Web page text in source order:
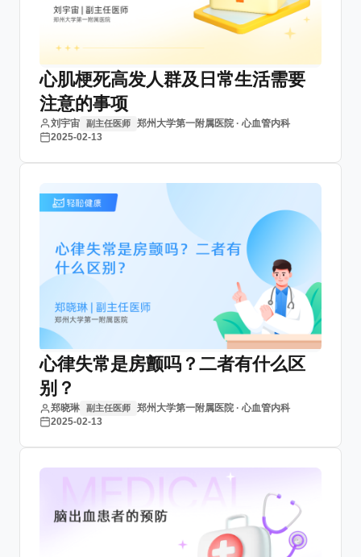
心肌梗死高发人群及日常生活需要
注意的事项
刘宇宙 副主任医师
郑州大学第一附属医院 · 心血管内科
2025-02-13
心律失常是房颤吗？二者有什么区
别？
郑晓琳 副主任医师
郑州大学第一附属医院 · 心血管内科
2025-02-13